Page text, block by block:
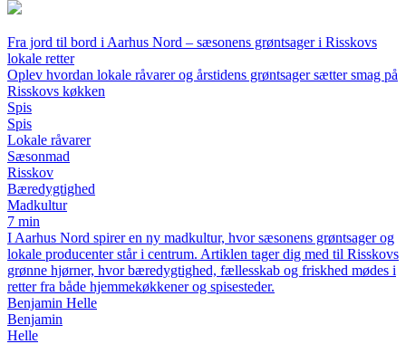
Fra jord til bord i Aarhus Nord – sæsonens grøntsager i Risskovs
lokale retter
Oplev hvordan lokale råvarer og årstidens grøntsager sætter smag på
Risskovs køkken
Spis
Spis
Lokale råvarer
Sæsonmad
Risskov
Bæredygtighed
Madkultur
7 min
I Aarhus Nord spirer en ny madkultur, hvor sæsonens grøntsager og
lokale producenter står i centrum. Artiklen tager dig med til Risskovs
grønne hjørner, hvor bæredygtighed, fællesskab og friskhed mødes i
retter fra både hjemmekøkkener og spisesteder.
Benjamin Helle
Benjamin
Helle